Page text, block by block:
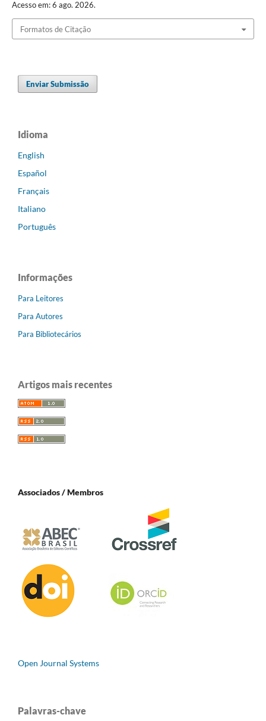
Acesso em: 6 ago. 2026.
Formatos de Citação
Enviar Submissão
Idioma
English
Español
Français
Italiano
Português
Informações
Para Leitores
Para Autores
Para Bibliotecários
Artigos mais recentes
Associados / Membros
Open Journal Systems
Palavras-chave